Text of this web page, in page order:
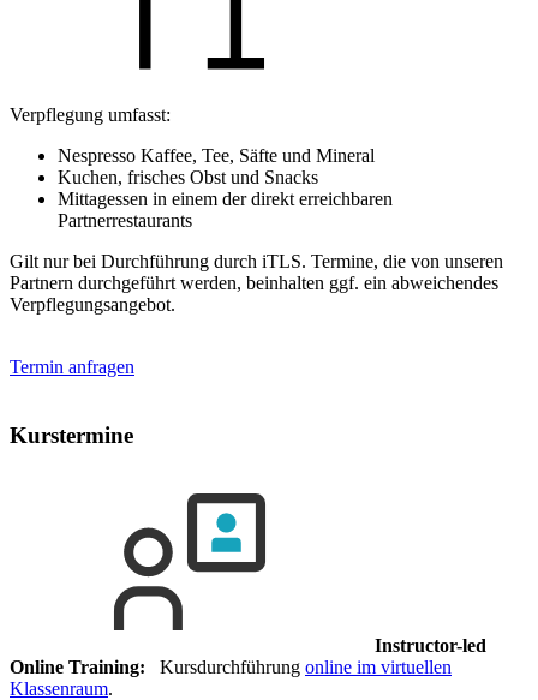
Verpflegung umfasst:
Nespresso Kaffee, Tee, Säfte und Mineral
Kuchen, frisches Obst und Snacks
Mittagessen in einem der direkt erreichbaren
Partnerrestaurants
Gilt nur bei Durchführung durch iTLS. Termine, die von unseren
Partnern durchgeführt werden, beinhalten ggf. ein abweichendes
Verpflegungsangebot.
Termin anfragen
Kurstermine
Instructor-led
Online Training: Kursdurchführung online im virtuellen
Klassenraum.